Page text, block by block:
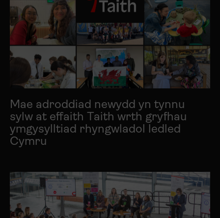
Mae adroddiad newydd yn tynnu
sylw at effaith Taith wrth gryfhau
ymgysylltiad rhyngwladol ledled
Cymru